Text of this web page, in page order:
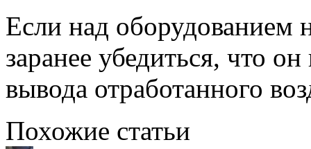
Если над оборудованием
заранее убедиться, что
вывода отработанного
Похожие статьи